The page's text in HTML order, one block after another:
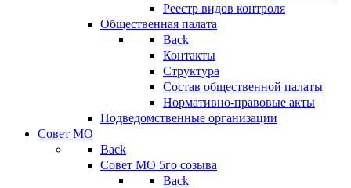
Реестр видов контроля
Общественная палата
Back
Контакты
Структура
Состав общественной палаты
Нормативно-правовые акты
Подведомственные организации
Совет МО
Back
Совет МО 5го созыва
Back